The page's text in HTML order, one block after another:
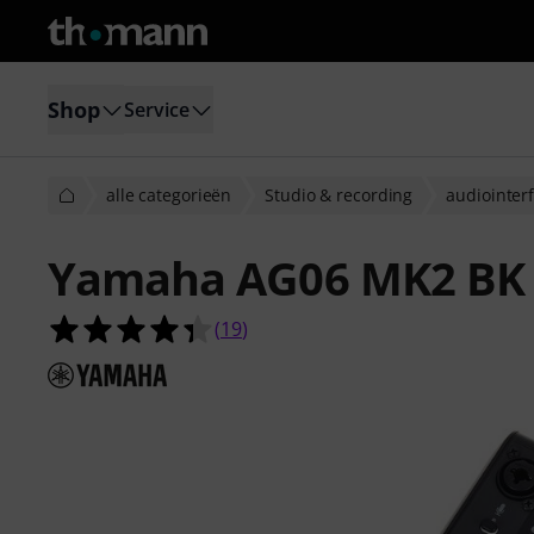
Shop Service
alle categorieën Studio & recording
Yamaha AG06 MK2 BK
4.4 van de 5 sterren van 19
(19)